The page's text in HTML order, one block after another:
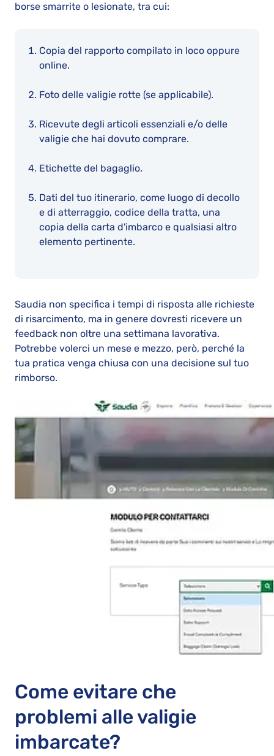
borse smarrite o lesionate, tra cui:
Copia del rapporto compilato in loco oppure
online.
Foto delle valigie rotte (se applicabile).
Ricevute degli articoli essenziali e/o delle
valigie che hai dovuto comprare.
Etichette del bagaglio.
Dati del tuo itinerario, come luogo di decollo
e di atterraggio, codice della tratta, una
copia della carta d'imbarco e qualsiasi altro
elemento pertinente.
Saudia non specifica i tempi di risposta alle richieste
di risarcimento, ma in genere dovresti ricevere un
feedback non oltre una settimana lavorativa.
Potrebbe volerci un mese e mezzo, però, perché la
tua pratica venga chiusa con una decisione sul tuo
rimborso.
Come evitare che
problemi alle valigie
imbarcate?